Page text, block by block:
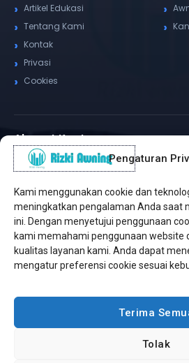
Pengaturan
Kami menggunakan cookie dan
meningkatkan pengalaman Anda saat
ini. Dengan menyetujui penggunaan
kami memahami penggunaan website
kualitas layanan kami. Anda dapat
mengatur preferensi cookie sesuai
Terima
Tolak
Artikel Edukasi
Tentang Kami
Kontak
Privasi
Cookies
Alamat Kantor
✆ WhatsApp / Telepon
Pusat Sukabumi
Sukamanis, Kadudampit,
Cabang Jakarta
Kembangan, Jakarta Barat
Sektor A3, Tangerang Selatan